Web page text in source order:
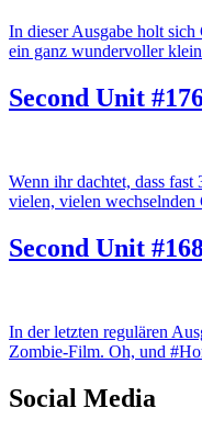
In dieser Ausgabe holt
ein ganz wundervoller
Second Unit
Wenn ihr dachtet, dass
vielen, vielen
Second Unit
In der letzten regulären
Zombie-Film. Oh, und
Social Media